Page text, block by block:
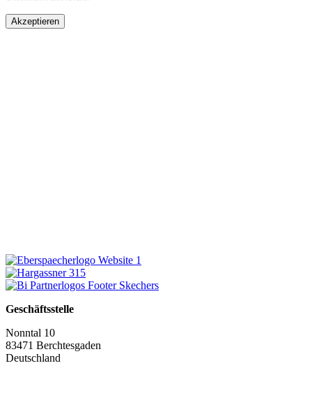
Akzeptieren
Geschäftsstelle
Nonntal 10
83471 Berchtesgaden
Deutschland